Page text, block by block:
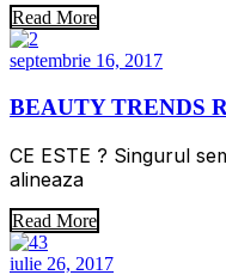
Read More
septembrie 16, 2017
BEAUTY TRENDS
CE ESTE ? Singurul
alineaza
Read More
iulie 26, 2017